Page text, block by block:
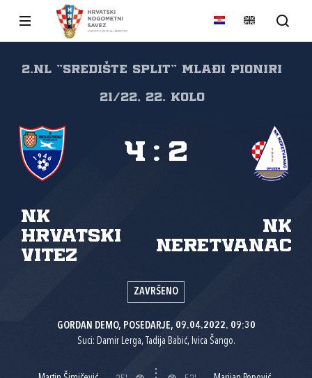
2.NL "SREDIŠTE SPLIT" Mlađi pioniri
21/22, 22. kolo
NK
Hrvatski
vitez
NK
Neretvanac
4 : 2
ZAVRŠENO
GORDAN DEMO, POSEDARJE, 09.04.2022. 09:30
Suci: Damir Lerga, Tadija Babić, Ivica Šango.